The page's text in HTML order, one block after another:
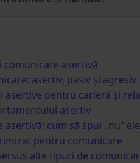
comunicare asertivă
asertiv, pasiv și agresiv
asertive pentru carieră și
asertiv
asertivă: cum să spui „nu”
pentru comunicare
alte tipuri de